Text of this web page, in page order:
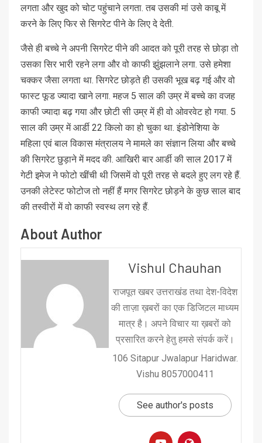
लगता और खुद को चोट पहुंचाने लगता. तब उसकी मां उसे काबू में
करने के लिए फिर से सिगरेट पीने के लिए दे देती.
जैसे ही बच्चे ने अपनी सिगरेट पीने की आदत को पूरी तरह से छोड़ा तो
उसका सिर भारी रहने लगा और वो काफी झुंझलाने लगा. उसे हमेशा
चक्कर जैसा लगता था. सिगरेट छोड़ते ही उसकी भूख बढ़ गई और वो
फास्ट फूड ज्यादा खाने लगा. महज 5 साल की उम्र में बच्चे का वजह
काफी ज्यादा बढ़ गया और छोटी सी उम्र में ही वो ओवरवेट हो गया. 5
साल की उम्र में आर्डी 22 किलो का हो चुका था. इंडोनेशिया के
महिला एवं बाल विकास मंत्रालय ने मामले का संज्ञान लिया और बच्चे
की सिगरेट छुड़ाने में मदद की. आखिरी बार आर्डी की साल 2017 में
गेटी इमेज ने फोटो खींची थी जिसमें वो पूरी तरह से बदले हुए लग रहे हैं.
उनकी लेटेस्ट फोटोज तो नहीं हैं मगर सिगरेट छोड़ने के कुछ साल बाद
की तस्वीरों में वो काफी स्वस्थ लग रहे हैं.
About Author
Vishul Chauhan
राजपूत खबर उत्तराखंड तथा देश-विदेश
की ताज़ा ख़बरों का एक डिजिटल माध्यम
मात्र है। अपने विचार या ख़बरों को
प्रसारित करने हेतु हमसे संपर्क करें।
106 Sitapur Jwalapur Haridwar.
Vishu 8057000411
See author's posts